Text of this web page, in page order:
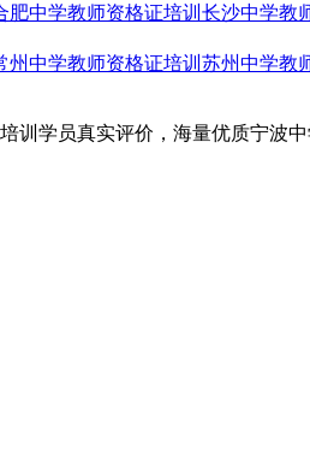
肥中学教师资格证培训 长沙中学教
州中学教师资格证培训 苏州中学教
训学员真实评价，海量优质宁波